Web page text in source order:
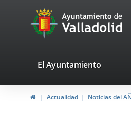
Portal
Web
Ayuntamiento
de
valladolid.es
El Ayuntamiento
HomeActualidad Noticias del